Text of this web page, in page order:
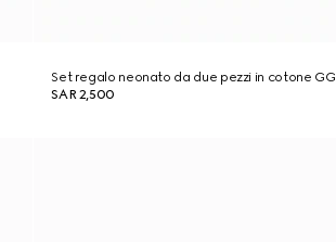
Set regalo neonato da due pezzi in cotone GG
SAR 2,500